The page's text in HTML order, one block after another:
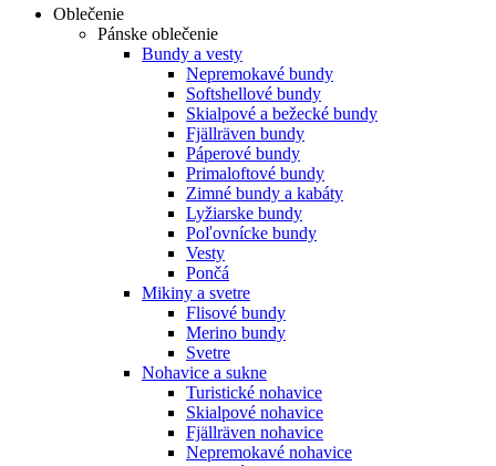
Oblečenie
Pánske oblečenie
Bundy a vesty
Nepremokavé bundy
Softshellové bundy
Skialpové a bežecké bundy
Fjällräven bundy
Páperové bundy
Primaloftové bundy
Zimné bundy a kabáty
Lyžiarske bundy
Poľovnícke bundy
Vesty
Pončá
Mikiny a svetre
Flisové bundy
Merino bundy
Svetre
Nohavice a sukne
Turistické nohavice
Skialpové nohavice
Fjällräven nohavice
Nepremokavé nohavice